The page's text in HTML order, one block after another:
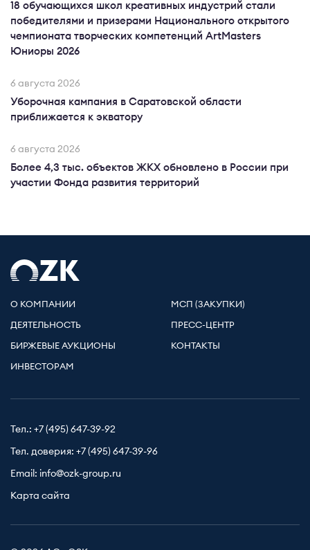
18 обучающихся школ креативных индустрий стали
победителями и призерами Национального открытого
чемпионата творческих компетенций ArtMasters
Юниоры 2026
6 августа 2026
Уборочная кампания в Саратовской области
приближается к экватору
6 августа 2026
Более 4,3 тыс. объектов ЖКХ обновлено в России при
участии Фонда развития территорий
О КОМПАНИИ
ДЕЯТЕЛЬНОСТЬ
БИРЖЕВЫЕ АУКЦИОНЫ
ИНВЕСТОРАМ
МСП (ЗАКУПКИ)
ПРЕСС-ЦЕНТР
КОНТАКТЫ
Тел.: +7 (495) 647-39-92
Тел. доверия: +7 (495) 647-39-96
Email: info@ozk-group.ru
Карта сайта